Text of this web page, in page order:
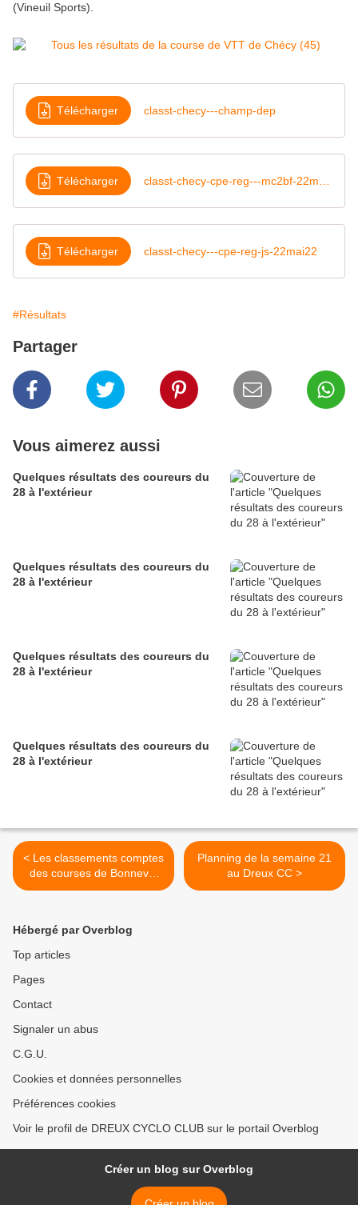
(Vineuil Sports).
Télécharger classt-checy---champ-dep
Télécharger
Télécharger classt-checy---cpe-reg-js-22mai22
#Résultats
Partager
Vous aimerez aussi
Quelques résultats des coureurs du
28 à l'extérieur
Quelques résultats des coureurs du
28 à l'extérieur
Quelques résultats des coureurs du
28 à l'extérieur
Quelques résultats des coureurs du
28 à l'extérieur
< Les classements comptes
des courses de Bonneval
(28) du dimanche 22 mai
Planning de la semaine 21
au Dreux CC >
Hébergé par Overblog
Top articles
Pages
Contact
Signaler un abus
C.G.U.
Cookies et données personnelles
Préférences cookies
Voir le profil de DREUX CYCLO CLUB sur le portail Overblog
Créer un blog sur Overblog